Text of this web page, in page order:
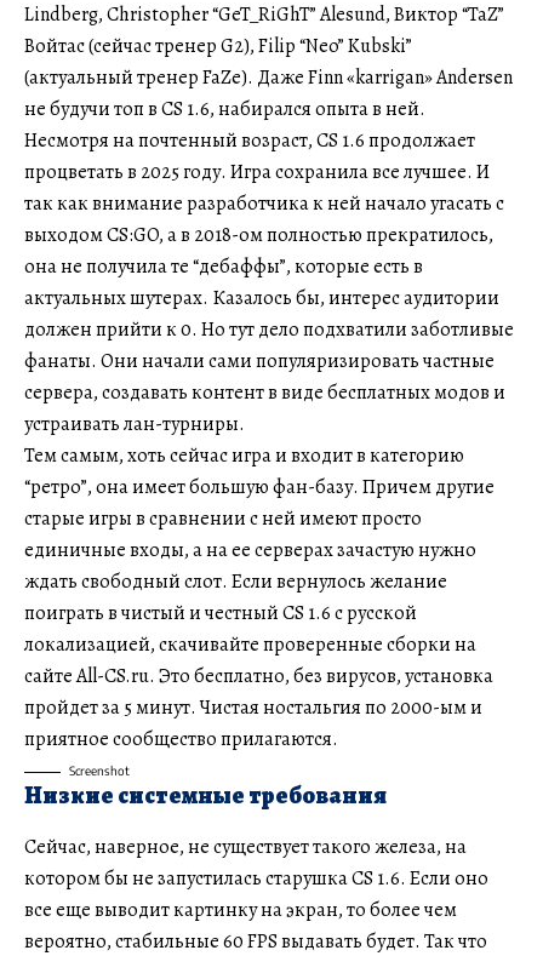
Lindberg, Christopher “GeT_RiGhT” Alesund, Виктор “TaZ”
Войтас (сейчас тренер G2), Filip “Neo” Kubski”
(актуальный тренер FaZe). Даже Finn «karrigan» Andersen
не будучи топ в CS 1.6, набирался опыта в ней.
Несмотря на почтенный возраст, CS 1.6 продолжает
процветать в 2025 году. Игра сохранила все лучшее. И
так как внимание разработчика к ней начало угасать с
выходом CS:GO, а в 2018-ом полностью прекратилось,
она не получила те “дебаффы”, которые есть в
актуальных шутерах. Казалось бы, интерес аудитории
должен прийти к 0. Но тут дело подхватили заботливые
фанаты. Они начали сами популяризировать частные
сервера, создавать контент в виде бесплатных модов и
устраивать лан-турниры.
Тем самым, хоть сейчас игра и входит в категорию
“ретро”, она имеет большую фан-базу. Причем другие
старые игры в сравнении с ней имеют просто
единичные входы, а на ее серверах зачастую нужно
ждать свободный слот. Если вернулось желание
поиграть в чистый и честный CS 1.6 с русской
локализацией, скачивайте проверенные сборки на
сайтеAll-CS.ru. Это бесплатно, без вирусов, установка
пройдет за 5 минут. Чистая ностальгия по 2000-ым и
приятное сообщество прилагаются.
Screenshot
Низкие системные требования
Сейчас, наверное, не существует такого железа, на
котором бы не запустилась старушка CS 1.6. Если оно
все еще выводит картинку на экран, то более чем
вероятно, стабильные 60 FPS выдавать будет. Так что